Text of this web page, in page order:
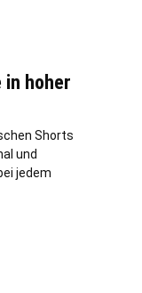
in hoher
Shorts
und
jedem